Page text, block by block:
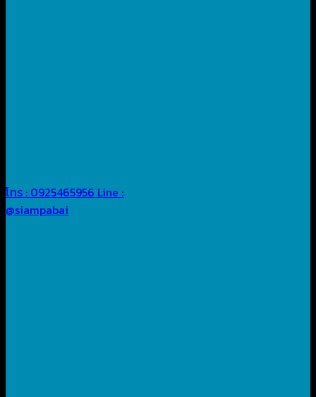
โทร : 0925465956 Line :
@siampabai